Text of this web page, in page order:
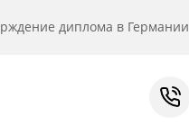
диплома в Германии